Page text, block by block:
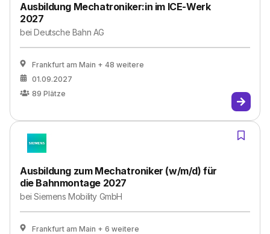
Ausbildung Mechatroniker:in im ICE-Werk
2027
beiDeutsche Bahn AG
Frankfurt am Main + 48 weitere
01.09.2027
89 Plätze
Ausbildung zum Mechatroniker (w/m/d) für
die Bahnmontage 2027
beiSiemens Mobility GmbH
Frankfurt am Main + 6 weitere